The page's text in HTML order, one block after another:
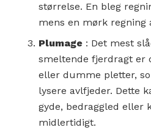
størrelse. En bleg
mens en mørk regning
Plumage : Det mest
smeltende fjerdragt er
eller dumme pletter,
lysere avlfjeder. Dette
gyde, bedraggled eller
midlertidigt.